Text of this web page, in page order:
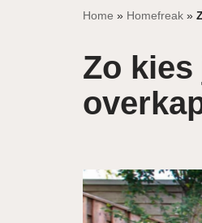
Home » Homefreak »
Zo